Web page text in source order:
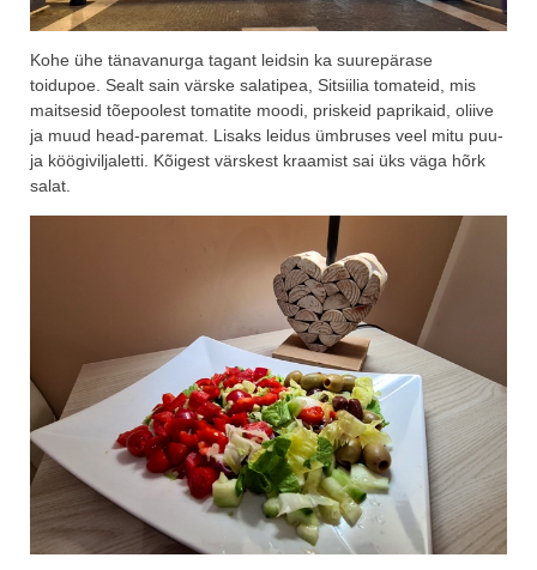
Kohe ühe tänavanurga tagant leidsin ka suurepärase
toidupoe. Sealt sain värske salatipea, Sitsiilia tomateid, mis
maitsesid tõepoolest tomatite moodi, priskeid paprikaid, oliive
ja muud head-paremat. Lisaks leidus ümbruses veel mitu puu-
ja köögiviljaletti. Kõigest värskest kraamist sai üks väga hõrk
salat.